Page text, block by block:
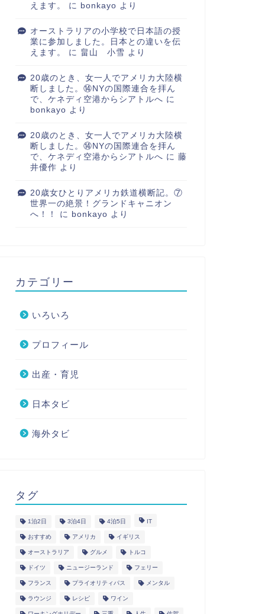
えます。
に bonkayo より
オーストラリアの小学校で日本語の授
業に参加しました。日本との違いを伝
えます。
に 畠山 小雪 より
20歳のとき、女一人でアメリカ大陸横
断しました。⑭NYの国際連合を拝ん
で、ケネディ空港からシアトルへ に
bonkayo より
20歳のとき、女一人でアメリカ大陸横
断しました。⑭NYの国際連合を拝ん
で、ケネディ空港からシアトルへ に 藤
井優作 より
20歳女ひとりアメリカ鉄道横断記。⑦
世界一の絶景！グランドキャニオン
へ！！
に bonkayo より
カテゴリー
いろいろ
プロフィール
出産・育児
日本タビ
海外タビ
タグ
1泊2日 3泊4日 4泊5日 IT
おすすめ アメリカ イギリス
オーストラリア グルメ トルコ
ドイツ ニュージーランド フェリー
フランス プライオリティパス メンタル
ラウンジ レシピ ワイン